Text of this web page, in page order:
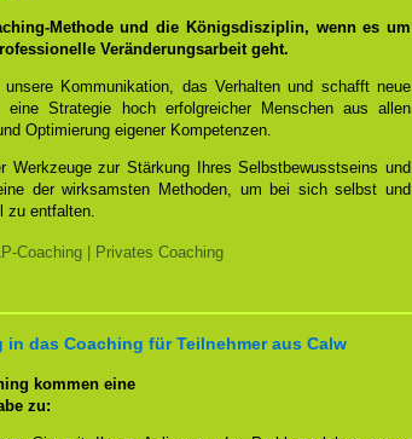
Methode und die Königsdisziplin, wenn es um
Veränderungsarbeit geht.
Kommunikation, das Verhalten und schafft neue
eine Strategie hoch erfolgreicher Menschen aus allen
Optimierung eigener Kompetenzen.
Werkzeuge zur Stärkung Ihres Selbstbewusstseins und
der wirksamsten Methoden, um bei sich selbst und
zu entfalten.
Coaching | Privates Coaching
das Coaching für Teilnehmer aus Calw
kommen eine
zu: